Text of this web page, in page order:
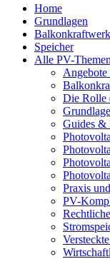
Home
Grundlagen
Balkonkraftwerk
Speicher
Alle PV-Themen
Die Rolle
Guides &
Praxis
PV-